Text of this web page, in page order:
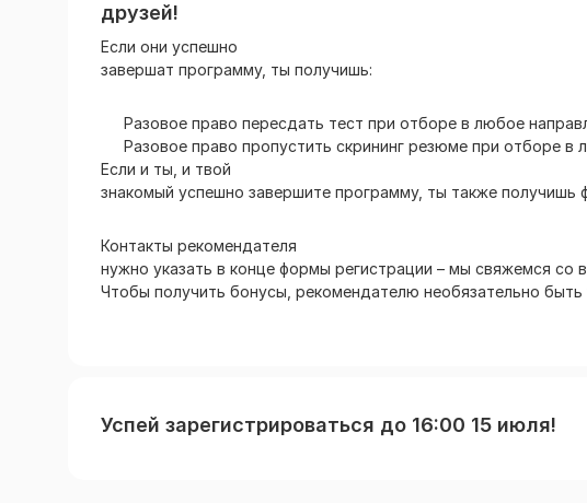
друзей!
Если они успешно
завершат программу, ты получишь:
Разовое право пересдать тест при отборе в любое
Разовое право пропустить скрининг резюме при отборе в
Если и ты, и твой
знакомый успешно завершите программу, ты также получишь
Контакты рекомендателя
нужно указать в конце формы регистрации – мы свяжемся со
Чтобы получить бонусы, рекомендателю необязательно
Успей зарегистрироваться до 16:00 15 июля!